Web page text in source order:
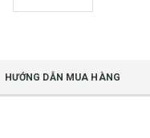
HƯỚNG DẪN MUA HÀNG